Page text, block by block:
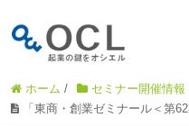
ホーム / セミナー開催情報
「東商・創業ゼミナール＜第